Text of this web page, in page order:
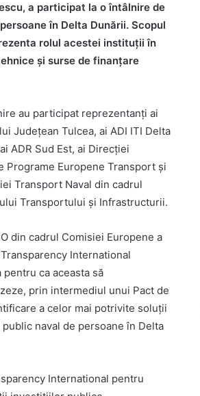
a participat la o întâlnire de
în Delta Dunării. Scopul
rolul acestei instituții în
și surse de finanțare
au participat reprezentanți ai
Județean Tulcea, ai ADI ITI Delta
ADR Sud Est, ai Direcției
Programe Europene Transport și
Transport Naval din cadrul
Transportului și Infrastructurii.
din cadrul Comisiei Europene a
International
pentru ca aceasta să
prin intermediul unui Pact de
a celor mai potrivite soluții
naval de persoane în Delta
International pentru